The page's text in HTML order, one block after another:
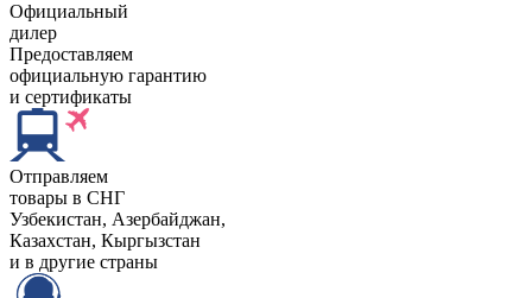
Официальный
дилер
Предоставляем
официальную гарантию
и сертификаты
Отправляем
товары в СНГ
Узбекистан, Aзербайджан,
Казахстан, Кыргызстан
и в другие страны